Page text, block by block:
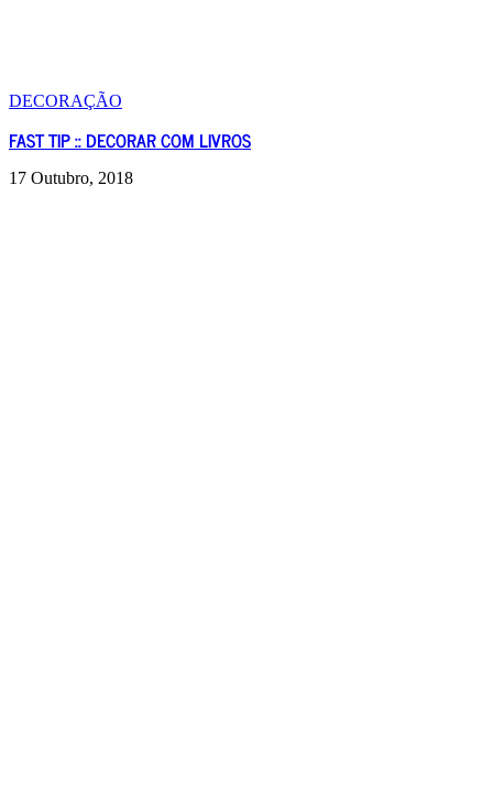
DECORAÇÃO
FAST TIP :: DECORAR COM LIVROS
17 Outubro, 2018